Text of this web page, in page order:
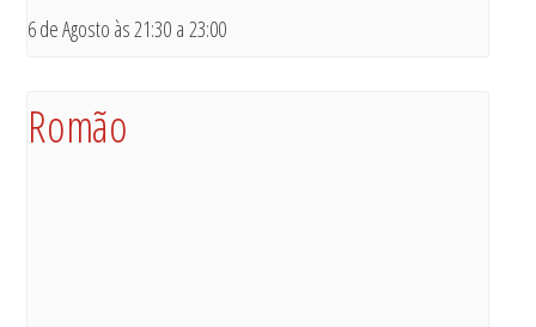
6 de Agosto às 21:30 a 23:00